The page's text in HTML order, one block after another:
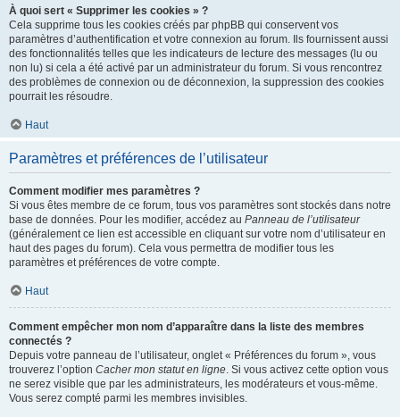
À quoi sert « Supprimer les cookies » ?
Cela supprime tous les cookies créés par phpBB qui conservent vos
paramètres d’authentification et votre connexion au forum. Ils fournissent aussi
des fonctionnalités telles que les indicateurs de lecture des messages (lu ou
non lu) si cela a été activé par un administrateur du forum. Si vous rencontrez
des problèmes de connexion ou de déconnexion, la suppression des cookies
pourrait les résoudre.
Haut
Paramètres et préférences de l’utilisateur
Comment modifier mes paramètres ?
Si vous êtes membre de ce forum, tous vos paramètres sont stockés dans notre
base de données. Pour les modifier, accédez au Panneau de l’utilisateur
(généralement ce lien est accessible en cliquant sur votre nom d’utilisateur en
haut des pages du forum). Cela vous permettra de modifier tous les
paramètres et préférences de votre compte.
Haut
Comment empêcher mon nom d’apparaître dans la liste des membres
connectés ?
Depuis votre panneau de l’utilisateur, onglet « Préférences du forum », vous
trouverez l’option Cacher mon statut en ligne. Si vous activez cette option vous
ne serez visible que par les administrateurs, les modérateurs et vous-même.
Vous serez compté parmi les membres invisibles.